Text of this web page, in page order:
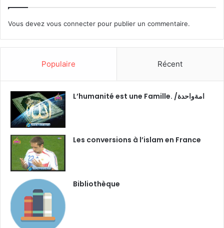
Vous devez vous connecter pour publier un commentaire.
Populaire Récent
L’humanité est une Famille. /امةواحدة
Les conversions à l’islam en France
Bibliothèque